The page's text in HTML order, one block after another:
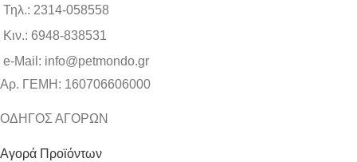
Τηλ.: 2314-058558
Κιν.: 6948-838531
e-Mail: info@petmondo.gr
Aρ. ΓΕΜΗ: 160706606000
ΟΔΗΓΟΣ ΑΓΟΡΩΝ
Αγορά Προϊόντων